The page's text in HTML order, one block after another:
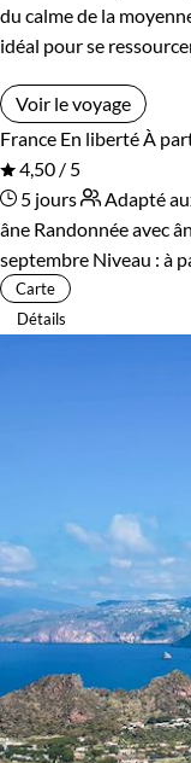
du calme de la
idéal pour se
Voir le voyage
France En liberté À
4,50 / 5
5 jours
Adapté
âne Randonnée avec
septembre Niveau : à
Carte
Détails